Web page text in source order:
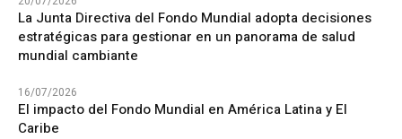
La Junta Directiva del Fondo Mundial adopta decisiones
estratégicas para gestionar en un panorama de salud
mundial cambiante
16/07/2026
El impacto del Fondo Mundial en América Latina y El
Caribe